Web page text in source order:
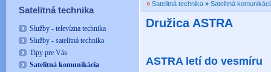
Satelitná technika
Služby - televízna technika
Služby - satelitná technika
Tipy pre Vás
Satelitná komunikácia
» Satelitná technika » Satelitná
Družica ASTRA
ASTRA letí do vesmíru